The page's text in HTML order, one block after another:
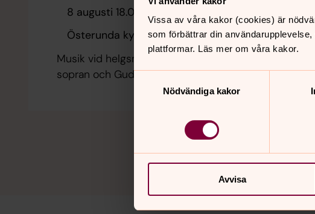
Vissa av våra kakor (cookies) är
som förbättrar din
plattformar. Läs mer om våra kakor.
Samtyckesval
Nödvändiga kakor
Avvisa
8 augusti 18.00
Österunda kyrka
Musik vid helgsmål, med Karin Dahlberg,
sopran och Gudmund Frenskar, piano.